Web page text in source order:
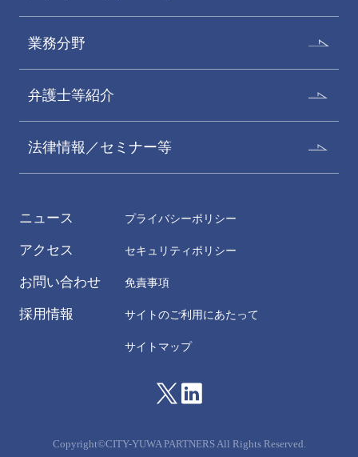
業務分野
弁護士等紹介
法律情報／セミナー等
ニュース
アクセス
お問い合わせ
採用情報
プライバシーポリシー
セキュリティポリシー
免責事項
サイトのご利用にあたって
サイトマップ
Copyright©CITY-YUWA PARTNERS All Rights Reserved.